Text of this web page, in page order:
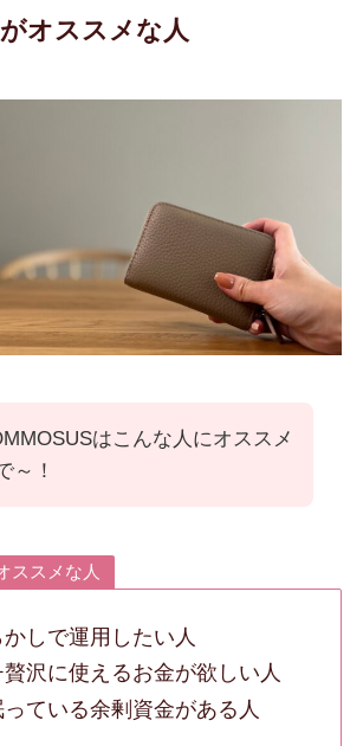
オススメな人
はこんな人にオススメ
～！
ススメな人
しで運用したい人
沢に使えるお金が欲しい人
ている余剰資金がある人